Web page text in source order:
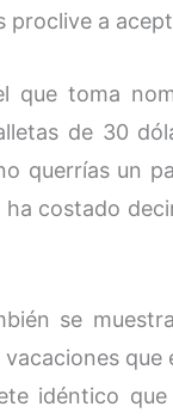
proclive a
que toma
de 30
querrías un
ha costado
se
idéntico